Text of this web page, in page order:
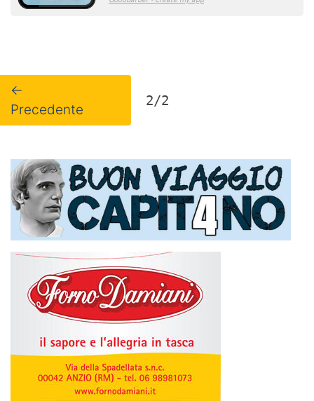
←
Precedente
2/2